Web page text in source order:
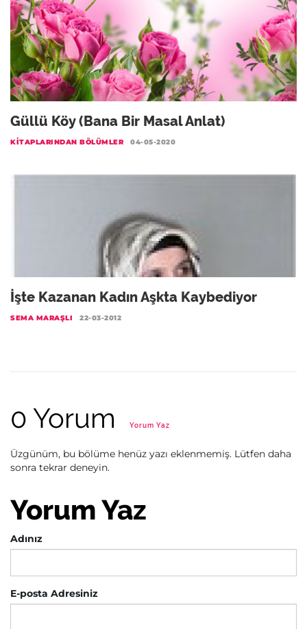
Güllü Köy (Bana Bir Masal Anlat)
KITAPLARINDAN BÖLÜMLER 04-05-2020
İşte Kazanan Kadın Aşkta Kaybediyor
SEMA MARAŞLI 22-03-2012
0 Yorum Yorum Yaz
Üzgünüm, bu bölüme henüz yazı eklenmemiş. Lütfen daha
sonra tekrar deneyin.
Yorum Yaz
Adınız
E-posta Adresiniz